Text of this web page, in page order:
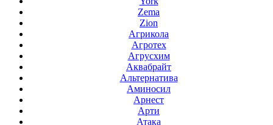
Zema
Zion
Агрикола
Агротех
Агрусхим
Аквабрайт
Альтернатива
Аминосил
Арнест
Арти
Атака